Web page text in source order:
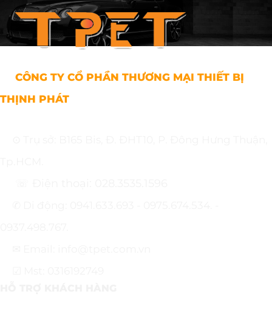
CÔNG TY CỔ PHẦN THƯƠNG MẠI THIẾT BỊ
THỊNH PHÁT